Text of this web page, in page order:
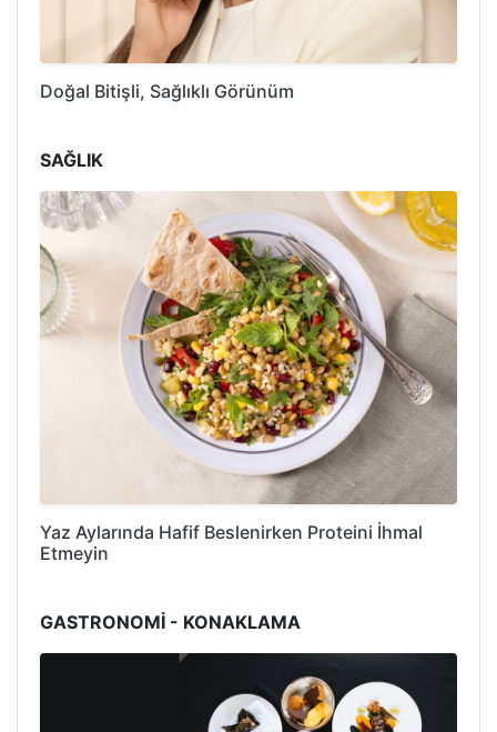
Doğal Bitişli, Sağlıklı Görünüm
SAĞLIK
Yaz Aylarında Hafif Beslenirken Proteini İhmal
Etmeyin
GASTRONOMİ - KONAKLAMA